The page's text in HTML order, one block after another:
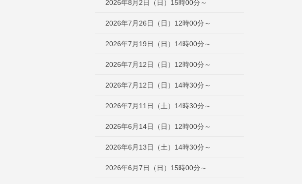
2026年8月2日（日）15時00分～
2026年7月26日（日）12時00分～
2026年7月19日（日）14時00分～
2026年7月12日（日）12時00分～
2026年7月12日（日）14時30分～
2026年7月11日（土）14時30分～
2026年6月14日（日）12時00分～
2026年6月13日（土）14時30分～
2026年6月7日（日）15時00分～